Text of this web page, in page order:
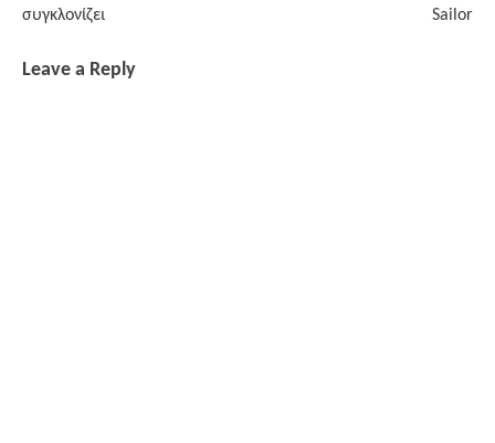
συγκλονίζει
Sailor
Leave a Reply